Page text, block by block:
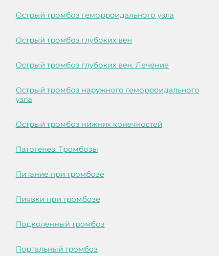
Острый тромбоз геморроидального узла
Острый тромбоз глубоких вен
Острый тромбоз глубоких вен. Лечение
Острый тромбоз наружного геморроидального
узла
Острый тромбоз нижних конечностей
Патогенез. Тромбозы
Питание при тромбозе
Пиявки при тромбозе
Подколенный тромбоз
Портальный тромбоз